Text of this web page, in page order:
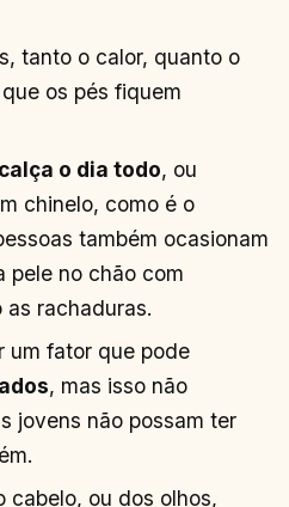
tanto o calor, quanto o
os pés fiquem
o dia todo, ou
chinelo, como é o
também ocasionam
pele no chão com
rachaduras.
um fator que pode
, mas isso não
jovens não possam ter
cabelo, ou dos olhos,